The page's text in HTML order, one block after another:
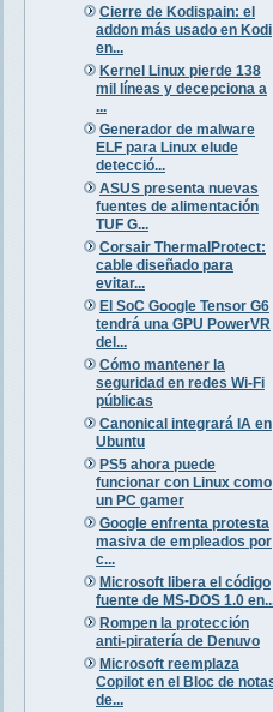
Cierre de Kodispain: el
addon más usado en Kodi
en...
Kernel Linux pierde 138
mil líneas y decepciona a
...
Generador de malware
ELF para Linux elude
detecció...
ASUS presenta nuevas
fuentes de alimentación
TUF G...
Corsair ThermalProtect:
cable diseñado para
evitar...
El SoC Google Tensor G6
tendrá una GPU PowerVR
del...
Cómo mantener la
seguridad en redes Wi-Fi
públicas
Canonical integrará IA en
Ubuntu
PS5 ahora puede
funcionar con Linux como
un PC gamer
Google enfrenta protesta
masiva de empleados por
c...
Microsoft libera el código
fuente de MS-DOS 1.0
Rompen la protección
anti-piratería de Denuvo
Microsoft reemplaza
Copilot en el Bloc de
de...